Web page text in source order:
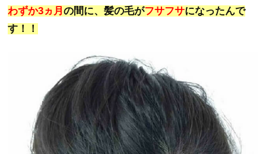
わずか3ヵ月の間に、髪の毛がフサフサになったんで
す！！